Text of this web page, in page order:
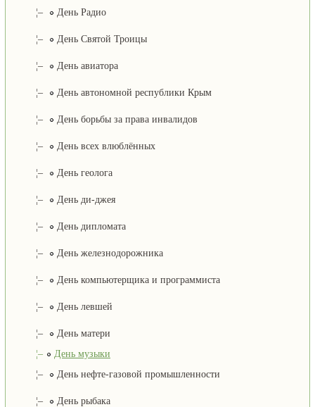
¦– День Радио
¦– День Святой Троицы
¦– День авиатора
¦– День автономной республики Крым
¦– День борьбы за права инвалидов
¦– День всех влюблённых
¦– День геолога
¦– День ди-джея
¦– День дипломата
¦– День железнодорожника
¦– День компьютерщика и программиста
¦– День левшей
¦–
День матери
¦–
День музыки
¦–
День нефте-газовой промышленности
¦– День рыбака